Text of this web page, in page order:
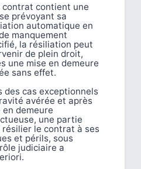
contrat contient une
prévoyant sa
automatique en
manquement
la résiliation peut
de plein droit,
une mise en demeure
sans effet.
des cas exceptionnels
avérée et après
en demeure
une partie
résilier le contrat à ses
et périls, sous
judiciaire a